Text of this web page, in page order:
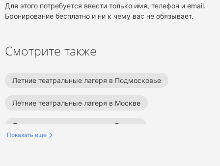
Для этого потребуется ввести только имя, телефон и email.
Бронирование бесплатно и ни к чему вас не обязывает.
Смотрите также
Летние театральные лагеря в Подмосковье
Летние театральные лагеря в Москве
Летние театральные лагеря в России
Показать еще